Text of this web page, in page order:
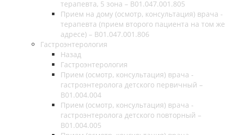
терапевта, 5 зона – В01.047.001.805
Прием на дому (осмотр, консультация) врача -
терапевта (прием второго пациента на том же
адресе) – В01.047.001.806
Гастроэнтерология
Назад
Гастроэнтерология
Прием (осмотр, консультация) врача -
гастроэнтеролога детского первичный –
B01.004.004
Прием (осмотр, консультация) врача -
гастроэнтеролога детского повторный –
B01.004.005